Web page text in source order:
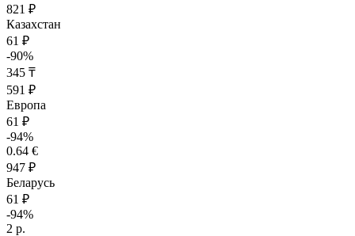
821 ₽
Казахстан
61 ₽
-90%
345 ₸
591 ₽
Европа
61 ₽
-94%
0.64 €
947 ₽
Беларусь
61 ₽
-94%
2 р.